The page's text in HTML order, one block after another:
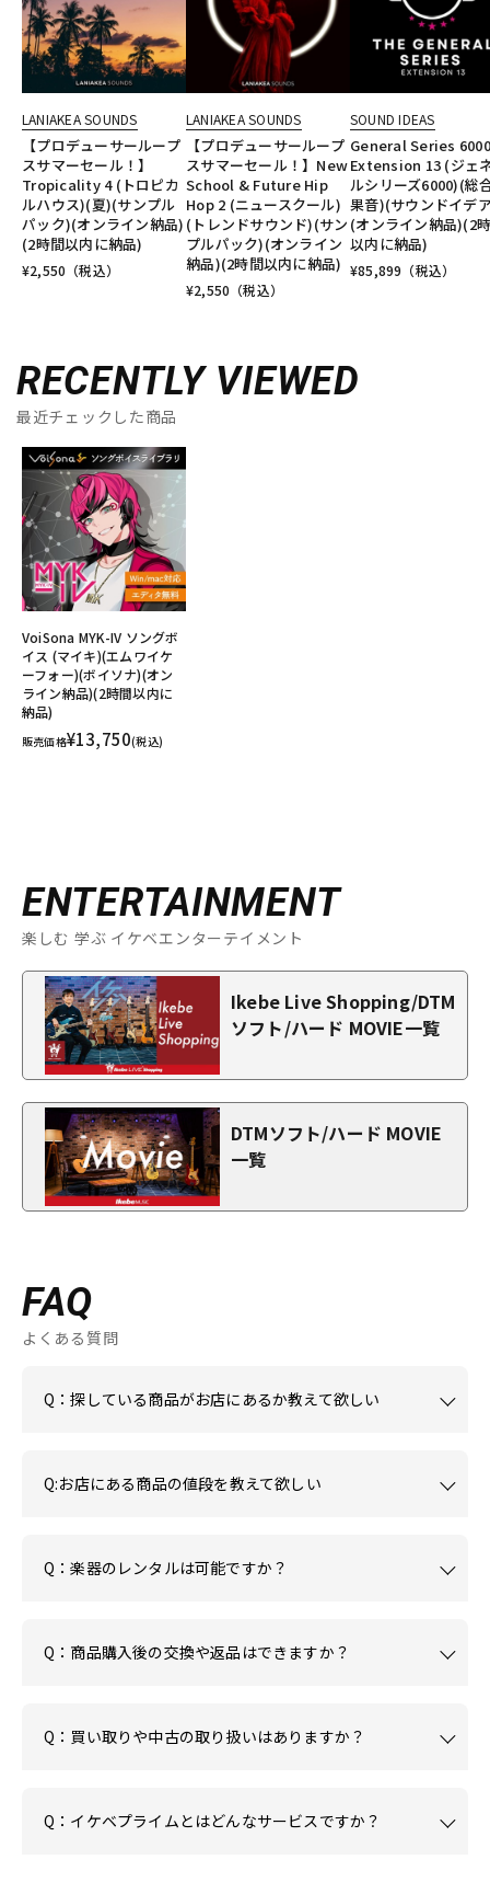
LANIAKEA SOUNDS
【プロデューサーループ
スサマーセール！】
Tropicality 4 (トロピカ
ルハウス)(夏)(サンプル
パック)(オンライン納品)
(2時間以内に納品)
¥2,550 （税込）
LANIAKEA SOUNDS
【プロデューサーループ
スサマーセール！】New
School & Future Hip
Hop 2 (ニュースクール)
(トレンドサウンド)(サン
プルパック)(オンライン
納品)(2時間以内に納品)
¥2,550 （税込）
SOUND IDEAS
General Series 6000
Extension 13 (ジェ
ルシリーズ6000)(総
果音)(サウンドイデ
(オンライン納品)(2
以内に納品)
¥85,899 （税込）
RECENTLY VIEWED
最近チェックした商品
VoiSona MYK-IV ソングボ
イス (マイキ)(エムワイケ
ーフォー)(ボイソナ)(オン
ライン納品)(2時間以内に
納品)
販売価格¥13,750(税込)
ENTERTAINMENT
楽しむ 学ぶ イケベエンターテイメント
Ikebe Live Shopping/DTM
ソフト/ハード MOVIE一覧
DTMソフト/ハード MOVIE
一覧
FAQ
よくある質問
Q：探している商品がお店にあるか教えて欲しい
Q:お店にある商品の値段を教えて欲しい
Q：楽器のレンタルは可能ですか？
Q：商品購入後の交換や返品はできますか？
Q：買い取りや中古の取り扱いはありますか？
Q：イケベプライムとはどんなサービスですか？